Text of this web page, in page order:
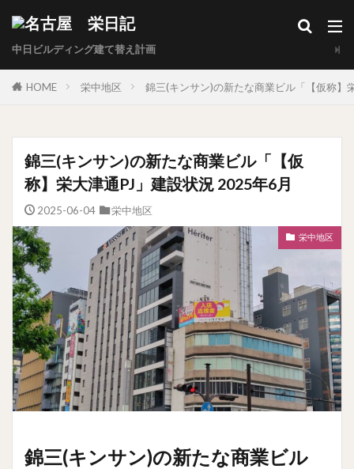
中日ビルディング建て替え計画
HOME 栄中地区 錦三(キンサン)の新たな商業ビル「【仮称】
錦三(キンサン)の新たな商業ビル「【仮
称】栄大津通PJ」建設状況 2025年6月
2025-06-04 栄中地区
栄中地区
錦三(キンサン)の新たな商業ビル